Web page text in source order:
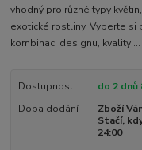
vhodný pro různé typy
exotické rostliny. Vyberte si
kombinaci designu, kvality ...
Dostupnost
do 2 dnů
Doba dodání
Zboží
Stačí,
24:00